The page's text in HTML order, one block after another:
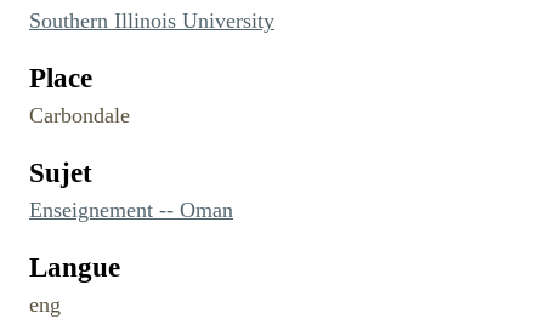
Southern Illinois University
Place
Carbondale
Sujet
Enseignement -- Oman
Langue
eng